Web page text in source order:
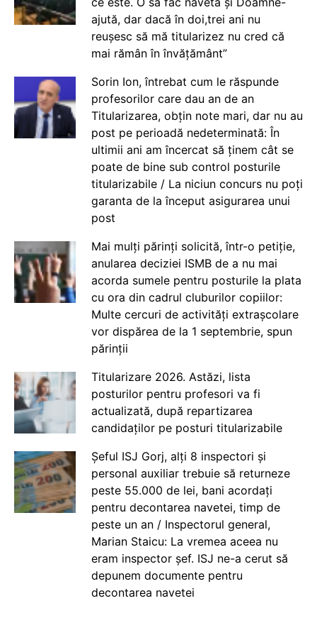
ajută, dar dacă în doi,trei ani nu
reușesc să mă titularizez nu cred că
mai rămân în învățământ”
Sorin Ion, întrebat cum le răspunde
profesorilor care dau an de an
Titularizarea, obțin note mari, dar nu au
post pe perioadă nedeterminată: În
ultimii ani am încercat să ținem cât se
poate de bine sub control posturile
titularizabile / La niciun concurs nu poți
garanta de la început asigurarea unui
post
Mai mulți părinți solicită, într-o petiție,
anularea deciziei ISMB de a nu mai
acorda sumele pentru posturile la plata
cu ora din cadrul cluburilor copiilor:
Multe cercuri de activități extrașcolare
vor dispărea de la 1 septembrie, spun
părinții
Titularizare 2026. Astăzi, lista
posturilor pentru profesori va fi
actualizată, după repartizarea
candidaților pe posturi titularizabile
Șeful ISJ Gorj, alți 8 inspectori și
personal auxiliar trebuie să returneze
peste 55.000 de lei, bani acordați
pentru decontarea navetei, timp de
peste un an / Inspectorul general,
Marian Staicu: La vremea aceea nu
eram inspector șef. ISJ ne-a cerut să
depunem documente pentru
decontarea navetei